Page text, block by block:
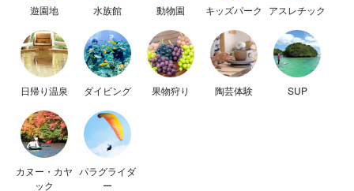
遊園地 水族館 動物園 キッズパーク アスレチック
日帰り温泉 ダイビング 果物狩り 陶芸体験 SUP
カヌー・カヤ
ック
パラグライダ
ー